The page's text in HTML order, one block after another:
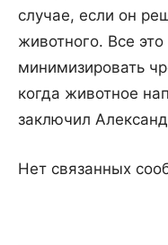
случае, если он
животного. Все
минимизировать
когда животное
заключил
Нет связанных